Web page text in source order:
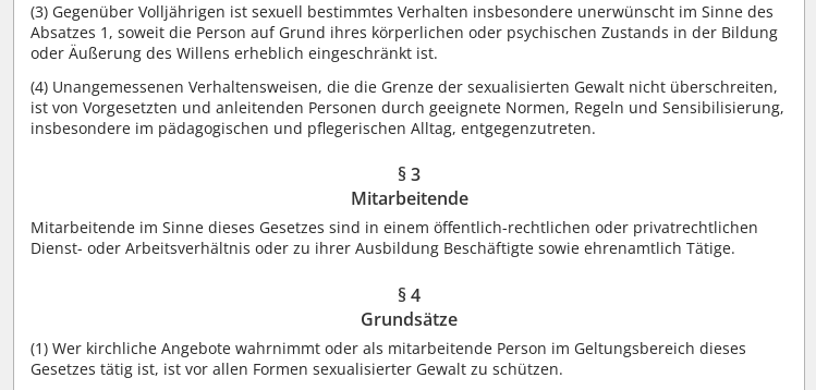
(3) Gegenüber Volljährigen ist sexuell bestimmtes Verhalten insbesondere unerwünscht im Sinne des
Absatzes 1, soweit die Person auf Grund ihres körperlichen oder psychischen Zustands in der Bildung
oder Äußerung des Willens erheblich eingeschränkt ist.
(4) Unangemessenen Verhaltensweisen, die die Grenze der sexualisierten Gewalt nicht überschreiten,
ist von Vorgesetzten und anleitenden Personen durch geeignete Normen, Regeln und Sensibilisierung,
insbesondere im pädagogischen und pflegerischen Alltag, entgegenzutreten.
§ 3
Mitarbeitende
Mitarbeitende im Sinne dieses Gesetzes sind in einem öffentlich-rechtlichen oder privatrechtlichen
Dienst- oder Arbeitsverhältnis oder zu ihrer Ausbildung Beschäftigte sowie ehrenamtlich Tätige.
§ 4
Grundsätze
(1) Wer kirchliche Angebote wahrnimmt oder als mitarbeitende Person im Geltungsbereich dieses
Gesetzes tätig ist, ist vor allen Formen sexualisierter Gewalt zu schützen.